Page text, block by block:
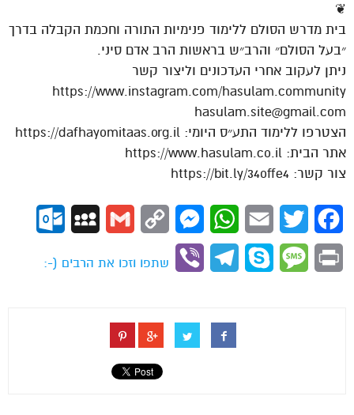
❦
בית מדרש הסולם ללימוד פנימיות התורה וחכמת הקבלה בדרך
״בעל הסולם״ והרב״ש בראשות הרב אדם סיני.
ניתן לעקוב אחרי העדכונים וליצור קשר
https://www.instagram.com/hasulam.community
hasulam.site@gmail.com
הצטרפו ללימוד התע״ס היומי: https://dafhayomitaas.org.il
אתר הבית: https://www.hasulam.co.il
צור קשר: https://bit.ly/34offe4
Facebook
Twitter
Email
WhatsApp
Messenger
Copy
Gmail
MySpace
Print
Message
Skype
Telegram
Viber
שתפו וזכו את הרבים (-: